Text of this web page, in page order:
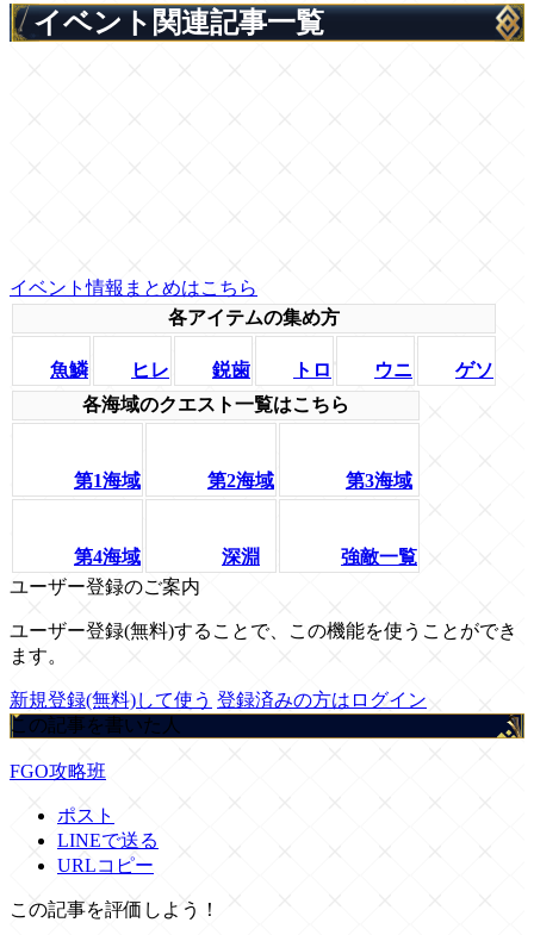
イベント関連記事一覧
イベント情報まとめはこちら
各アイテムの集め方
魚鱗 ヒレ 鋭歯 トロ ウニ
ゲソ
各海域のクエスト一覧はこちら
第1海域 第2海域 第3海域
第4海域 深淵
強敵一覧
ユーザー登録のご案内
ユーザー登録(無料)することで、この機能を使うことができ
ます。
新規登録(無料)して使う 登録済みの方はログイン
この記事を書いた人
FGO攻略班
ポスト
LINEで送る
URLコピー
この記事を評価しよう！